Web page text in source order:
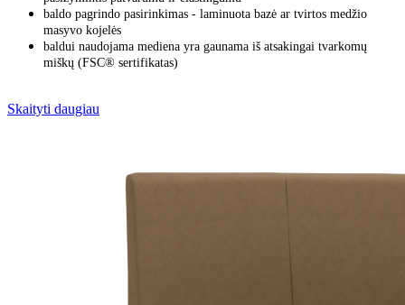
baldo pagrindo pasirinkimas - laminuota bazė ar tvirtos medžio
masyvo kojelės
baldui naudojama mediena yra gaunama iš atsakingai tvarkomų
miškų (FSC® sertifikatas)
Skaityti daugiau